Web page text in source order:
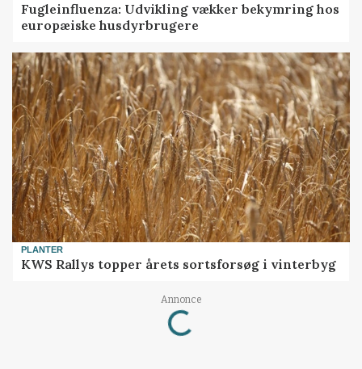
Fugleinfluenza: Udvikling vækker bekymring hos
europæiske husdyrbrugere
PLANTER
KWS Rallys topper årets sortsforsøg i vinterbyg
Annonce
Loading...